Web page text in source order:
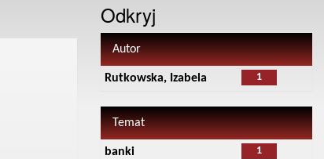
Odkryj
Autor
1
Rutkowska, Izabela
Temat
1
banki